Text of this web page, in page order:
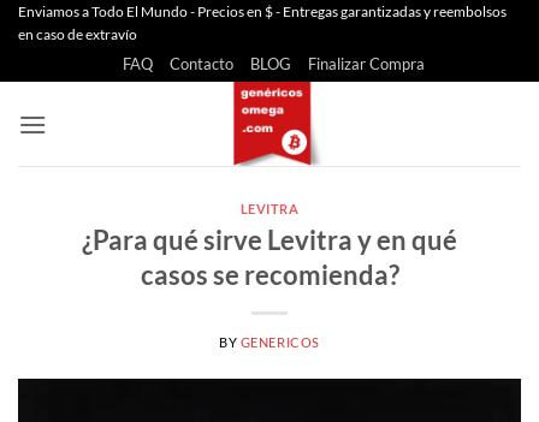
Saltar
Enviamos a Todo El Mundo - Precios en $ - Entregas garantizadas y reembolsos
en caso de extravío
FAQ Contacto BLOG Finalizar Compra
LEVITRA
¿Para qué sirve Levitra y en qué
casos se recomienda?
BY GENERICOS